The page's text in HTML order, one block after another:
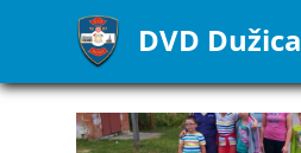
DVD Dužica